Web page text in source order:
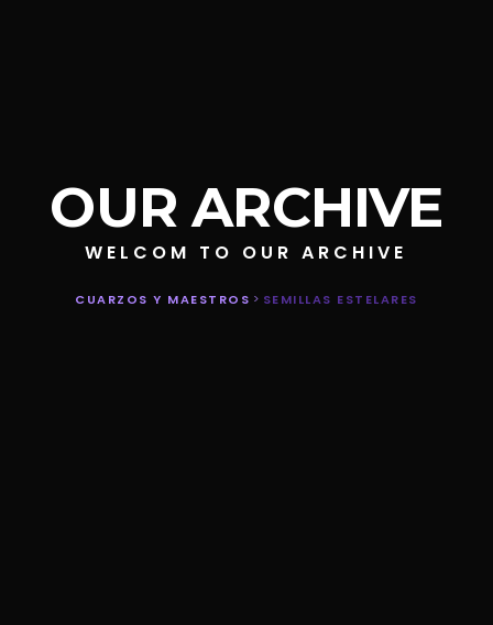
OUR ARCHIVE
WELCOM TO OUR ARCHIVE
CUARZOS Y MAESTROS > SEMILLAS ESTELARES